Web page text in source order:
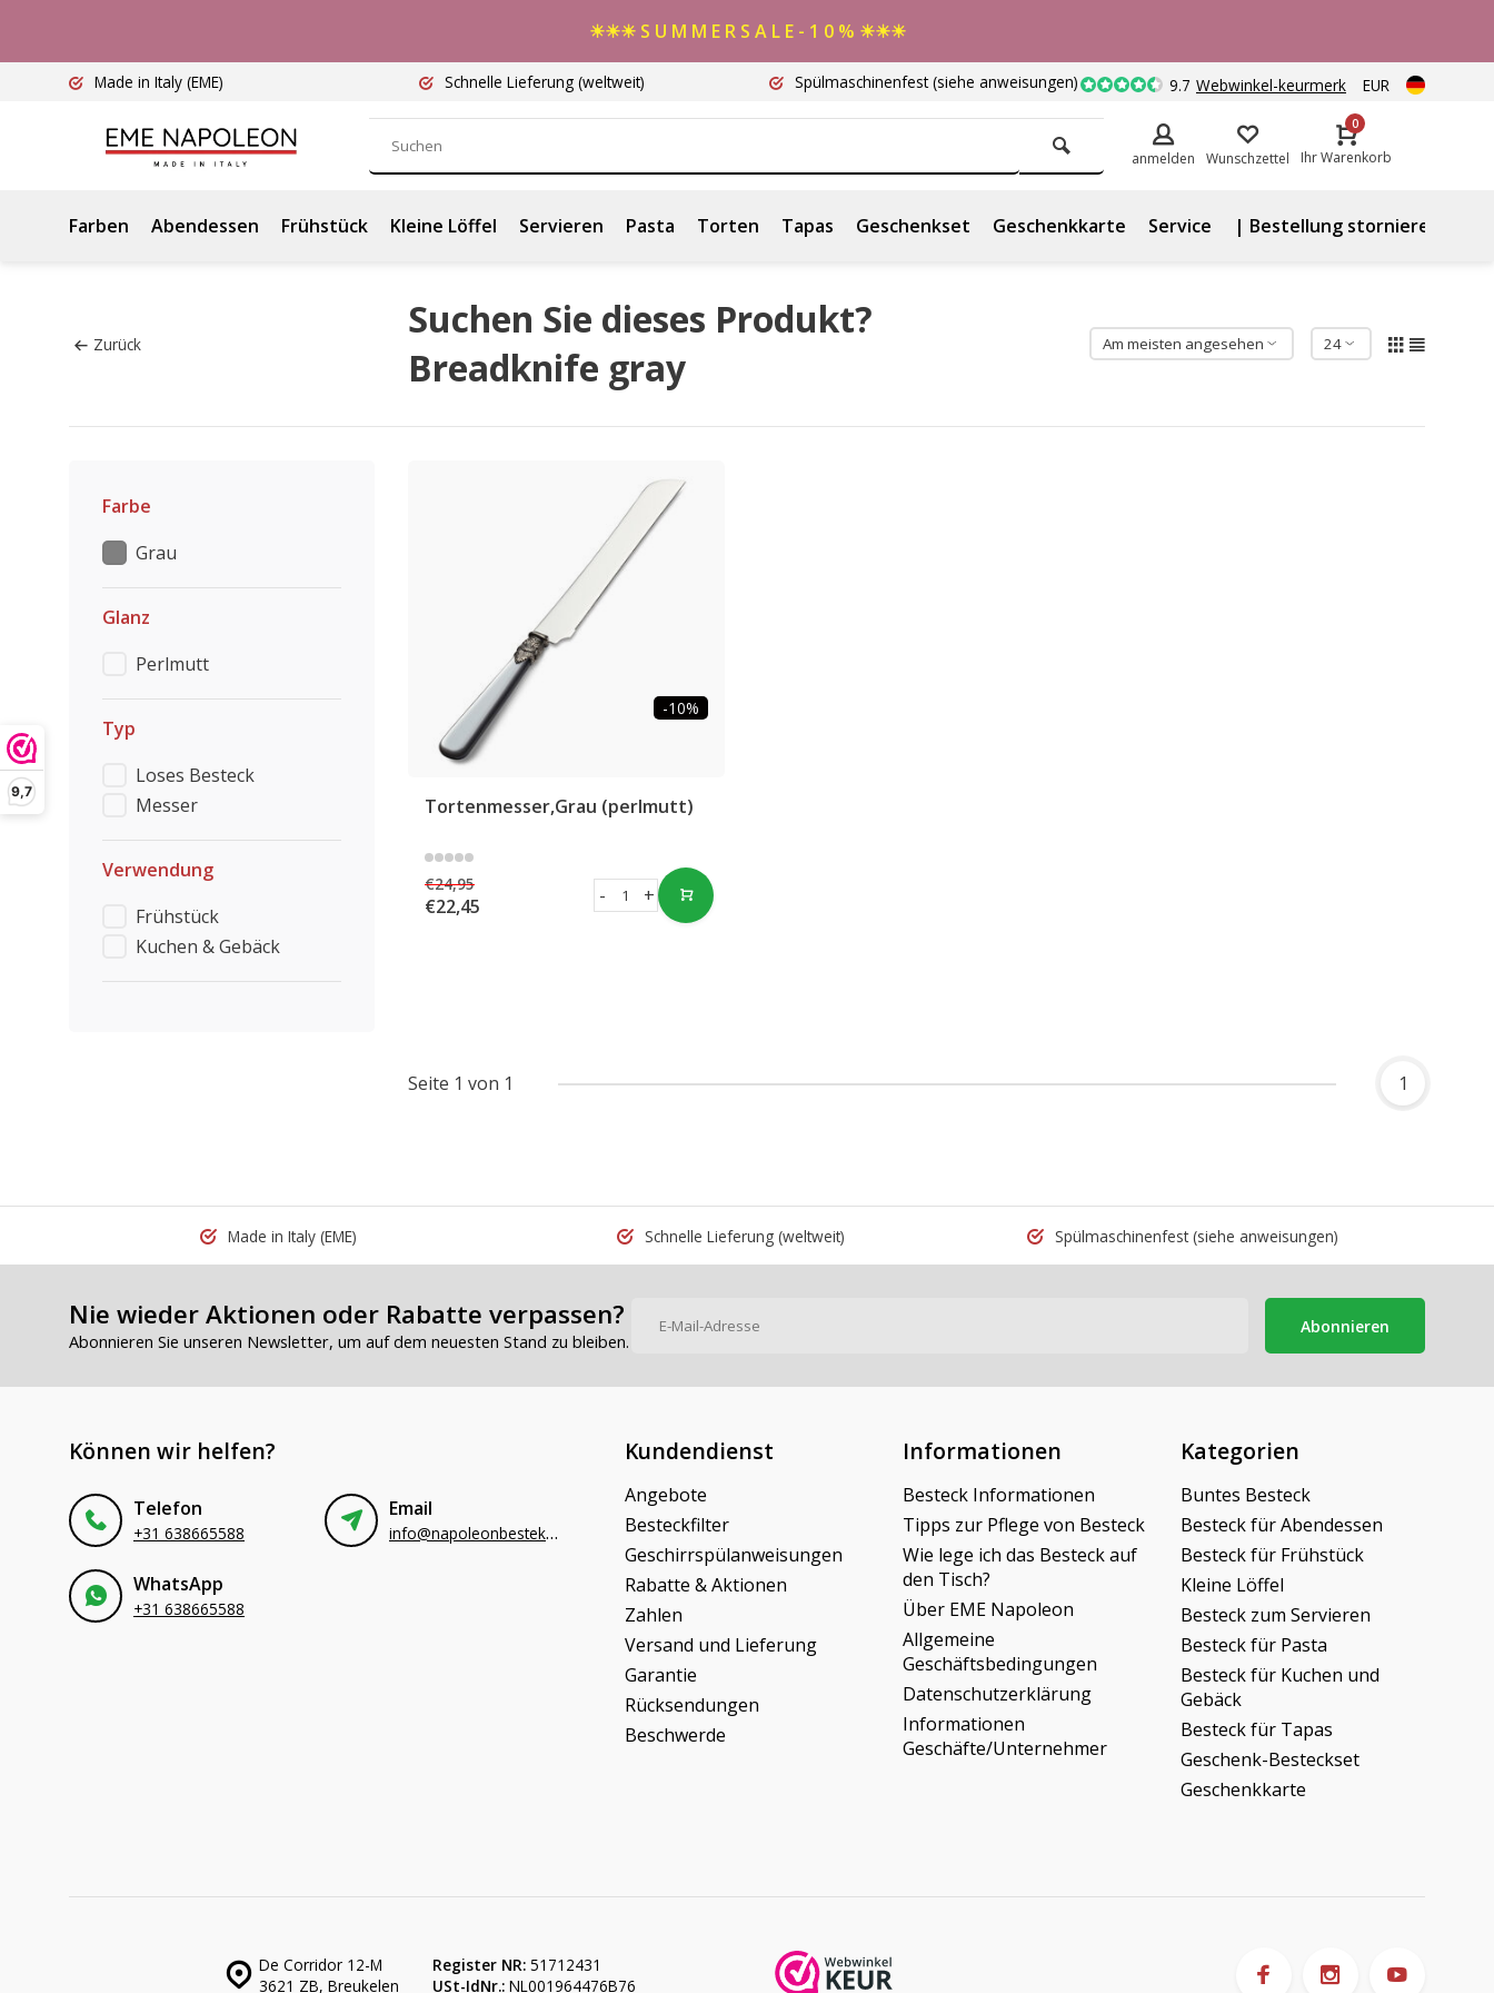
9,7
☀☀☀ S U M M E R S A L E - 1 0 % ☀☀☀
Made in Italy (EME) Schnelle Lieferung (weltweit) Spülmaschinenfest(siehe anweisungen) 9.7 Webwinkel-keurmerk EUR
anmelden Wunschzettel
0
Ihr Warenkorb
Farben Abendessen Frühstück Kleine Löffel Servieren Pasta Torten Tapas Geschenkset Geschenkkarte Service | Bestellung stornieren
Zurück
Suchen Sie dieses Produkt?
Breadknife gray
Farbe
Grau
Glanz
Perlmutt
Typ
Loses Besteck
Messer
Verwendung
Frühstück
Kuchen & Gebäck
-10%
Tortenmesser,Grau (perlmutt)
€24,95
€22,45 +
-
Seite 1 von 1 1
Made in Italy (EME) Schnelle Lieferung (weltweit) Spülmaschinenfest(siehe anweisungen)
Nie wieder Aktionen oder Rabatte verpassen?
Abonnieren Sie unseren Newsletter, um auf dem neuesten Stand zu bleiben.
Abonnieren
Können wir helfen?
Telefon
+31 638665588
Email
info@napoleonbestek.nl
WhatsApp
+31 638665588
Kundendienst
Angebote
Besteckfilter
Geschirrspülanweisungen
Rabatte & Aktionen
Zahlen
Versand und Lieferung
Garantie
Rücksendungen
Beschwerde
Informationen
Besteck Informationen
Tipps zur Pflege von Besteck
Wie lege ich das Besteck auf
den Tisch?
Über EME Napoleon
Allgemeine
Geschäftsbedingungen
Datenschutzerklärung
Informationen
Geschäfte/Unternehmer
Kategorien
Buntes Besteck
Besteck für Abendessen
Besteck für Frühstück
Kleine Löffel
Besteck zum Servieren
Besteck für Pasta
Besteck für Kuchen und
Gebäck
Besteck für Tapas
Geschenk-Besteckset
Geschenkkarte
De Corridor 12-M
3621 ZB, Breukelen
Register NR: 51712431
USt-IdNr.: NL001964476B76